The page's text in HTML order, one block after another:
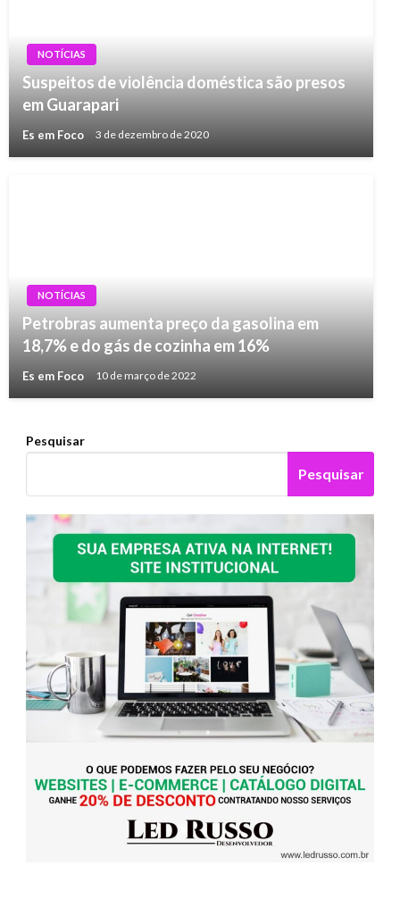
NOTÍCIAS
Suspeitos de violência doméstica são presos
em Guarapari
Es em Foco 3 de dezembro de 2020
NOTÍCIAS
Petrobras aumenta preço da gasolina em
18,7% e do gás de cozinha em 16%
Es em Foco 10 de março de 2022
Pesquisar
Pesquisar